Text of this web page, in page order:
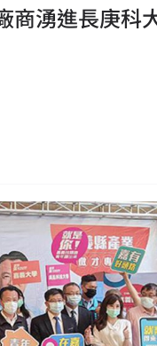
商湧進長庚科